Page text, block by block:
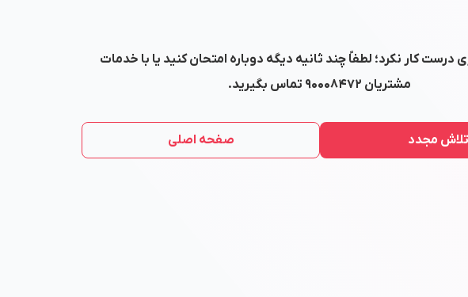
کار نکرد؛ لطفاً چند ثانیه دیگه دوباره امتحان کنید یا با خدمات
مشتریان ۹۰۰۰۸۴۷۲ تماس بگیرید.
تلاش مجدد صفحه اصلی